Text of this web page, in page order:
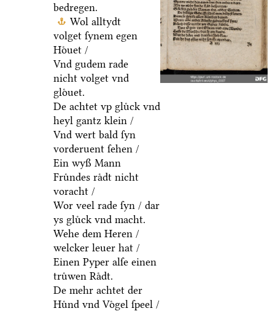
bedregen.
Wol alltydt
volget ſynem egen
Hoͤuet /
Vnd gudem rade
nicht volget vnd
gloͤuet.
De achtet vp gluͤck vnd
heyl gantz klein /
Vnd wert bald ſyn
vorderuent ſehen /
Ein wyß Mann
Fruͤndes raͤdt nicht
voracht /
Wor veel rade ſyn / dar
ys gluͤck vnd macht.
Wehe dem Heren /
welcker leuer hat /
Einen Pyper alſe einen
truͤwen Raͤdt.
De mehr achtet der
Huͤnd vnd Voͤgel ſpeel /